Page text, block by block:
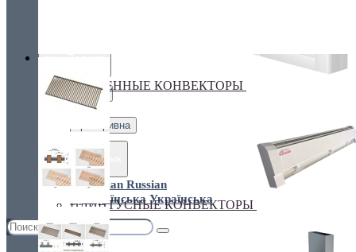
€ Euro
грн. Гривна
Язык
Russian
Українська
НАСТЕННЫЕ КОНВЕКТОРЫ
ПЛИНТУСНЫЕ КОНВЕКТОРЫ